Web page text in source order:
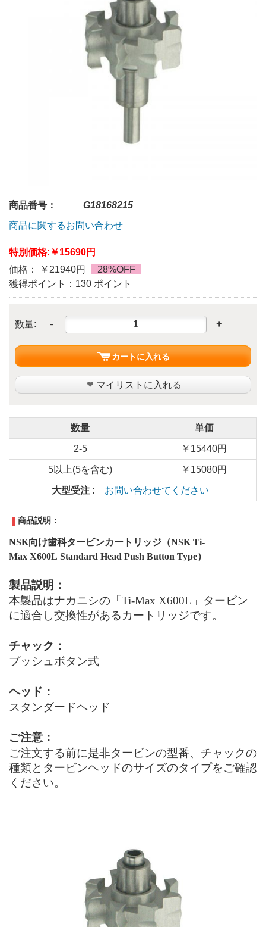
商品番号：
G18168215
商品に関するお問い合わせ
特別価格: ￥15690円
価格： ￥21940円
28%OFF
獲得ポイント：130 ポイント
数量: - +
カートに入れる
マイリストに入れる
数量 単価
2-5 ￥15440円
5以上(5を含む) ￥15080円
大型受注 : お問い合わせてください
商品説明：
NSK向け歯科タービンカートリッジ（NSK Ti-
Max X600L Standard Head Push Button Type）
製品説明：
本製品はナカニシの「Ti-Max X600L」タービン
に適合し交換性があるカートリッジです。
チャック：
プッシュボタン式
ヘッド：
スタンダードヘッド
ご注意：
ご注文する前に是非タービンの型番、チャックの
種類とタービンヘッドのサイズのタイプをご確認
ください。